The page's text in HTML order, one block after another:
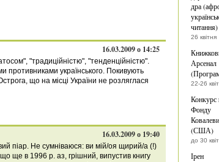
16.03.2009 о 14:25
"традиційністю", "тенденційністю".
противниками українського. Покивують
що на місці України не розляглася
16.03.2009 о 19:40
піар. Не сумніваюся: ви мій/оя щирий/а (!)
ще в 1996 р. аз, грішний, випустив книгу
дра
читання)
26 квітня
Арсенал
22-26
Конкурс
Фонду
(США)
до 30
Ірен